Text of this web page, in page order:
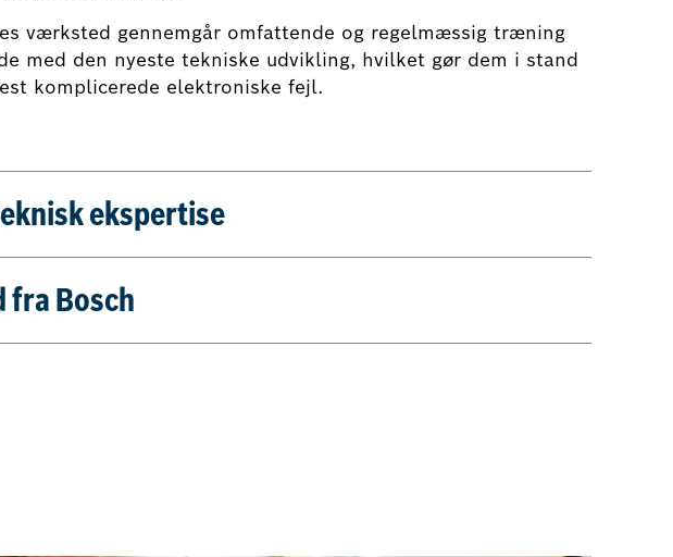
værksted gennemgår omfattende og regelmæssig træning
med den nyeste tekniske udvikling, hvilket gør dem i stand
komplicerede elektroniske fejl.
ekspertise
Bosch